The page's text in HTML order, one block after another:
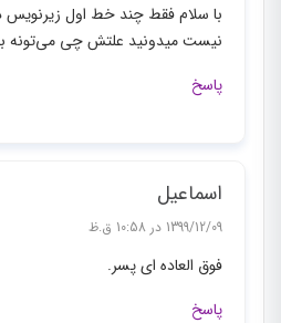
با سلام فقط چند خط اول زیرنویس
نیست میدونید علتش چی می‌تونه
پاسخ
اسماعیل
1399/12/09 در 10:58 ق.ظ
فوق العاده ای پسر.
پاسخ